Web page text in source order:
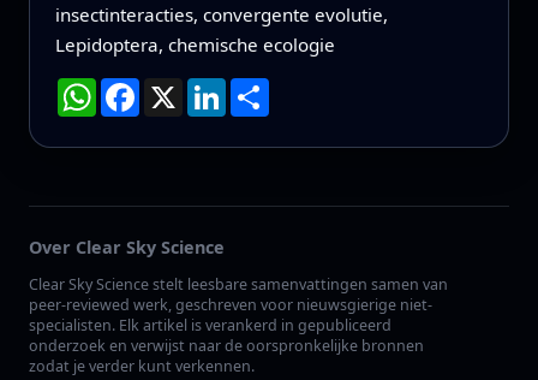
insectinteracties, convergente evolutie,
Lepidoptera, chemische ecologie
WhatsApp
Facebook
X LinkedIn
Deel
Over Clear Sky Science
Clear Sky Science stelt leesbare samenvattingen samen van
peer-reviewed werk, geschreven voor nieuwsgierige niet-
specialisten. Elk artikel is verankerd in gepubliceerd
onderzoek en verwijst naar de oorspronkelijke bronnen
zodat je verder kunt verkennen.